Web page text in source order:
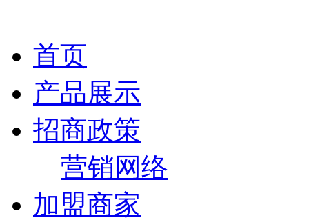
首页
产品展示
招商政策
营销网络
加盟商家